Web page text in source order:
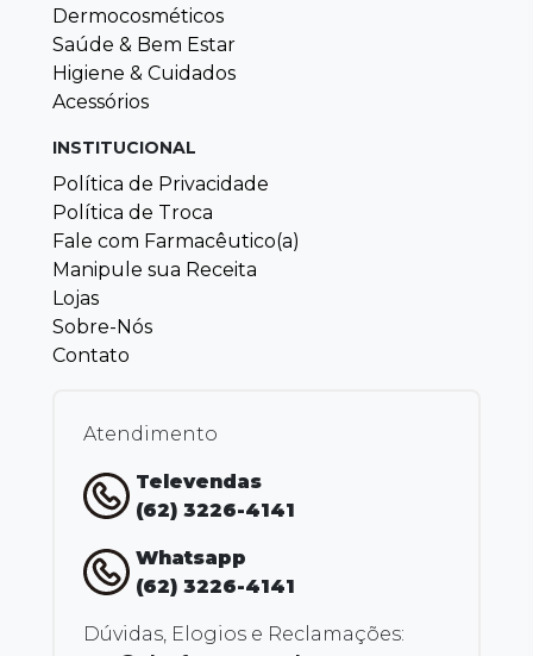
Dermocosméticos
Saúde & Bem Estar
Higiene & Cuidados
Acessórios
INSTITUCIONAL
Política de Privacidade
Política de Troca
Fale com Farmacêutico(a)
Manipule sua Receita
Lojas
Sobre-Nós
Contato
Atendimento
Televendas
(62) 3226-4141
Whatsapp
(62) 3226-4141
Dúvidas, Elogios e Reclamações: